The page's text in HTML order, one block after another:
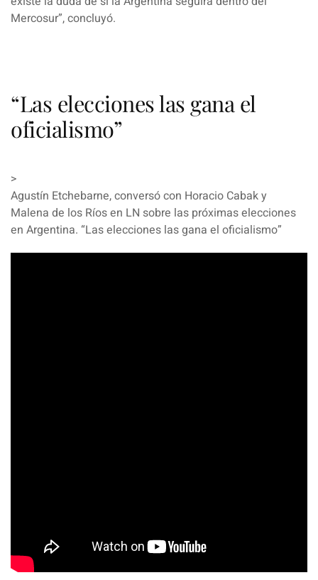
Mercosur”, concluyó.
“Las elecciones las gana el
oficialismo”
>
Agustín Etchebarne, conversó con Horacio Cabak y
Malena de los Ríos en LN sobre las próximas elecciones
en Argentina. “Las elecciones las gana el oficialismo”